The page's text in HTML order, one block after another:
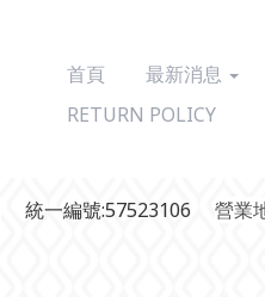
首頁 最新消息
RETURN POLICY
統一編號:57523106 營業